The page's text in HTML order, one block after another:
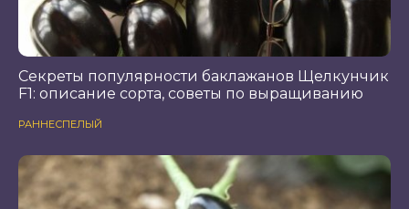
Секреты популярности баклажанов Щелкунчик
F1: описание сорта, советы по выращиванию
РАННЕСПЕЛЫЙ